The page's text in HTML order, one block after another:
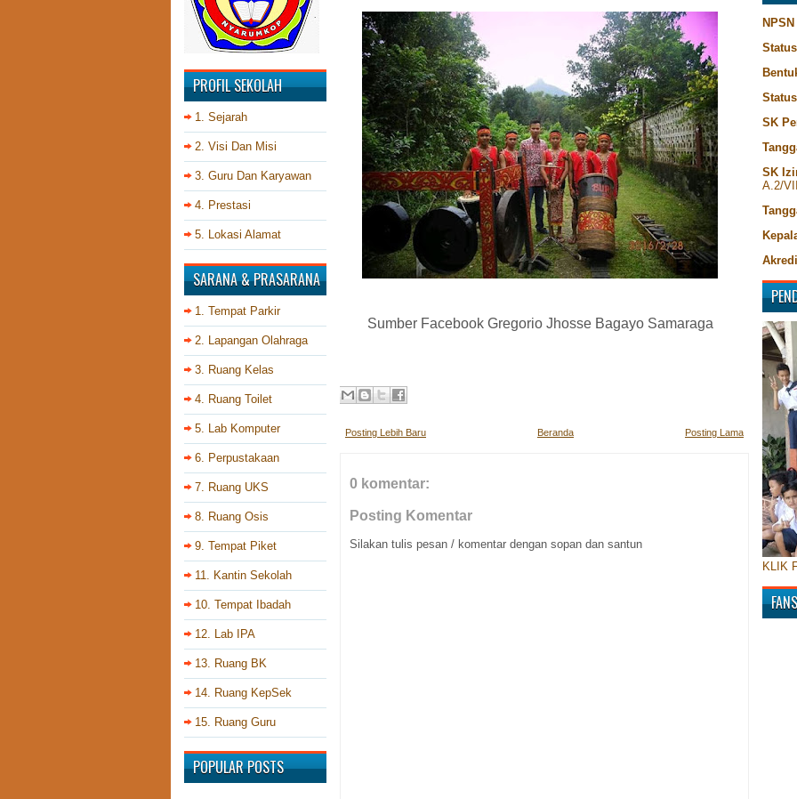
PROFIL SEKOLAH
1. Sejarah
2. Visi Dan Misi
3. Guru Dan Karyawan
4. Prestasi
5. Lokasi Alamat
SARANA & PRASARANA
1. Tempat Parkir
2. Lapangan Olahraga
3. Ruang Kelas
4. Ruang Toilet
5. Lab Komputer
6. Perpustakaan
7. Ruang UKS
8. Ruang Osis
9. Tempat Piket
11. Kantin Sekolah
10. Tempat Ibadah
12. Lab IPA
13. Ruang BK
14. Ruang KepSek
15. Ruang Guru
POPULAR POSTS
Sumber Facebook Gregorio Jhosse Bagayo Samaraga
Posting Lebih Baru Posting Lama
Beranda
0 komentar:
Posting Komentar
Silakan tulis pesan / komentar dengan sopan dan santun
NPSN
SK
SK
A.2/
KLIK